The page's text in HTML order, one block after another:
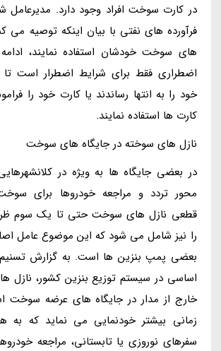
در کارت سوخت افراد وجود دارد.
فرآورده های نفتی با بیان اینکه توصیه می
های سوخت خودشان استفاده نمایند،
اضطراری فقط برای شرایط اضطرار است تا
خود را به انتها رساندند یا کارت خود را
کارت ها استفاده نمایند.
نازل های سوخته در جایگاه های سوخت
در بعضی جایگاه ها به ویژه در
محور تردد و مراجعه خودروها برای
قطعی نازل های سوخت حتی تا یک سوم
را نیز شامل می شود که این موضوع عامل
بعضی پمپ بنزین ها است. به گزارش
اساسی در سیستم توزیع بنزین کشور، نازل
خارج از مدار در جایگاه های عرضه
زمانی بیشتر خودنمایی می نماید که به
سفرهای نوروزی یا تابستانی، مراجعه